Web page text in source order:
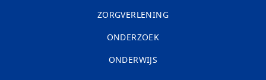
ZORGVERLENING
ONDERZOEK
ONDERWIJS